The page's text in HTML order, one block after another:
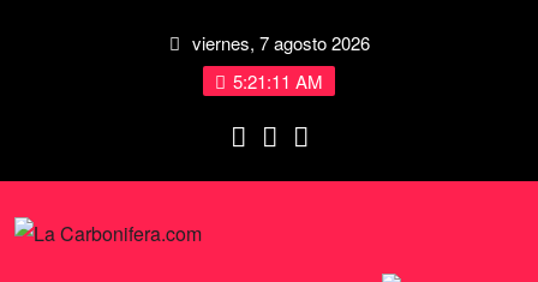
viernes, 7 agosto 2026
5:21:11 AM